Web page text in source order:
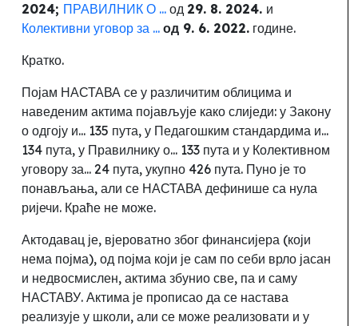
2024; ПРАВИЛНИК О ... од 29. 8. 2024. и
Колективни уговор за ... од 9. 6. 2022. године.
Кратко.
Појам НАСТАВА се у различитим облицима и
наведеним актима појављује како слиједи: у Закону
о одгоју и... 135 пута, у Педагошким стандардима и...
134 пута, у Правилнику о... 133 пута и у Колективном
уговору за... 24 пута, укупно 426 пута. Пуно је то
понављања, али се НАСТАВА дефинише са нула
ријечи. Краће не може.
Актодавац је, вјероватно због финансијера (који
нема појма), од појма који је сам по себи врло јасан
и недвосмислен, актима збунио све, па и саму
НАСТАВУ. Актима је прописао да се настава
реализује у школи, али се може реализовати и у